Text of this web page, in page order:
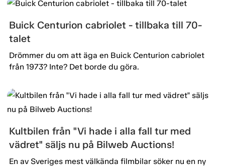
Buick Centurion cabriolet - tillbaka till 70-
talet
Drömmer du om att äga en Buick Centurion cabriolet
från 1973? Inte? Det borde du göra.
Kultbilen från "Vi hade i alla fall tur med
vädret" säljs nu på Bilweb Auctions!
En av Sveriges mest välkända filmbilar söker nu en ny